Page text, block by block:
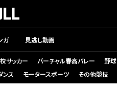
ガ 見逃し動画
サッカー バーチャル春高バレー 野球
ンス モータースポーツ その他競技